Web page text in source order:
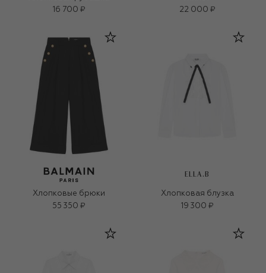
16 700 ₽
22 000 ₽
Хлопковые брюки
55 350 ₽
ELLA.B
Хлопковая блузка
19 300 ₽